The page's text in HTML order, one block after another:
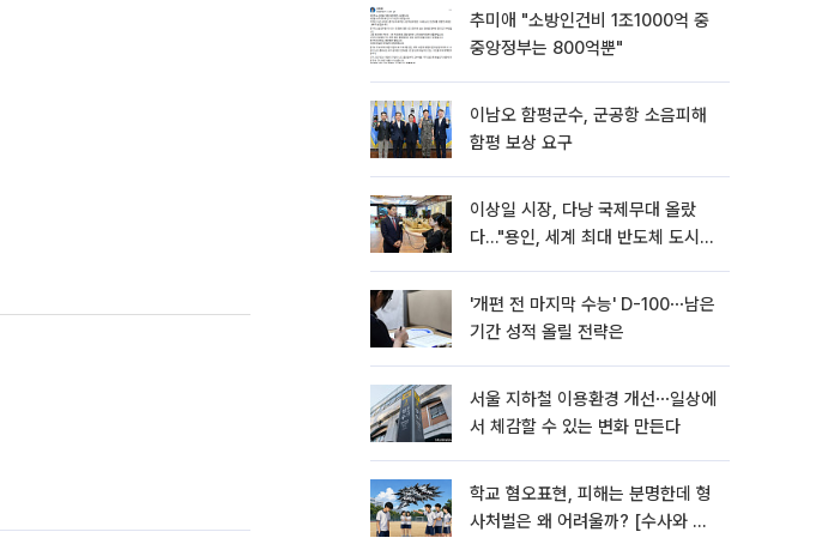
추미애 "소방인건비 1조1000억 중
중앙정부는 800억뿐"
이남오 함평군수, 군공항 소음피해
함평 보상 요구
이상일 시장, 다낭 국제무대 올랐
다…"용인, 세계 최대 반도체 도시
'개편 전 마지막 수능' D-100⋯남은
기간 성적 올릴 전략은
서울 지하철 이용환경 개선⋯일상에
서 체감할 수 있는 변화 만든다
학교 혐오표현, 피해는 분명한데 형
사처벌은 왜 어려울까? [수사와 재